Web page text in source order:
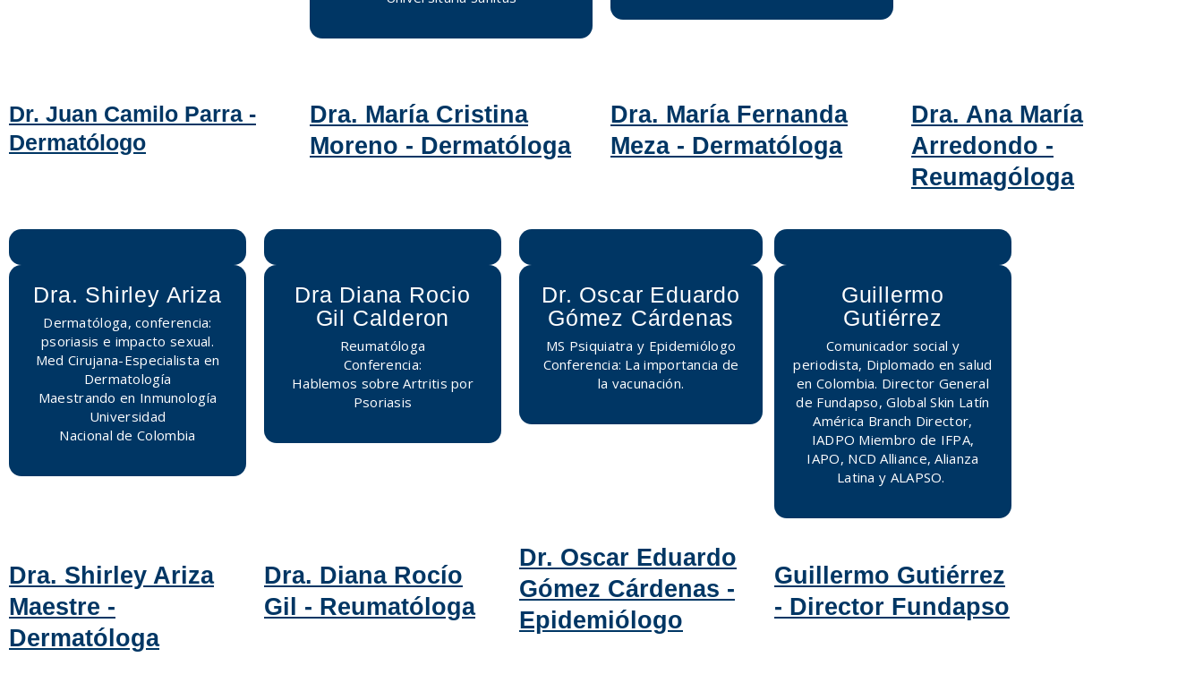
Dr. Juan Camilo Parra -
Dermatólogo
Dra. María Cristina
Moreno - Dermatóloga
Dra. María Fernanda
Meza - Dermatóloga
Dra. Ana María
Arredondo -
Reumagóloga
Dra. Shirley Ariza
Dermatóloga, conferencia:
psoriasis e impacto sexual.
Med Cirujana-Especialista en
Dermatología
Maestrando en Inmunología
Universidad
Nacional de Colombia
Dra. Shirley Ariza
Maestre -
Dermatóloga
Dra Diana Rocio
Gil Calderon
Reumatóloga
Conferencia:
Hablemos sobre Artritis por
Psoriasis
Dra. Diana Rocío
Gil - Reumatóloga
Dr. Oscar Eduardo
Gómez Cárdenas
MS Psiquiatra y Epidemiólogo
Conferencia: La importancia de
la vacunación.
Dr. Oscar Eduardo
Gómez Cárdenas -
Epidemiólogo
Guillermo
Gutiérrez
Comunicador social y
periodista, Diplomado en salud
en Colombia. Director General
de Fundapso, Global Skin Latín
América Branch Director,
IADPO Miembro de IFPA,
IAPO, NCD Alliance, Alianza
Latina y ALAPSO.
Guillermo Gutiérrez
- Director Fundapso